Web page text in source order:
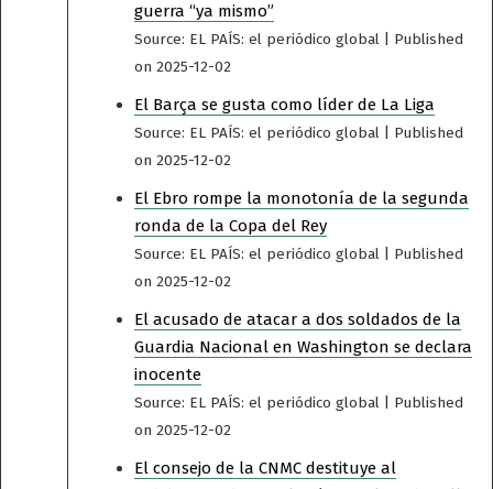
guerra “ya mismo”
Source: EL PAÍS: el periódico global
Published
on 2025-12-02
El Barça se gusta como líder de La Liga
Source: EL PAÍS: el periódico global
Published
on 2025-12-02
El Ebro rompe la monotonía de la segunda
ronda de la Copa del Rey
Source: EL PAÍS: el periódico global
Published
on 2025-12-02
El acusado de atacar a dos soldados de la
Guardia Nacional en Washington se declara
inocente
Source: EL PAÍS: el periódico global
Published
on 2025-12-02
El consejo de la CNMC destituye al